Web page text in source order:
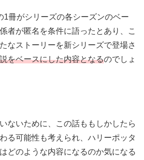
1冊がシリーズの各シーズンのベー
者が匿名を条件に語ったとあり、こ
なストーリーを新シリーズで登場さ
をベースにした内容となるのでしょ
ないために、この話ももしかしたら
る可能性も考えられ、ハリーポッタ
どのような内容になるのか気になる